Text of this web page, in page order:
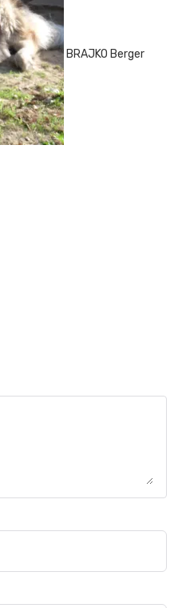
BRAJKO Berger